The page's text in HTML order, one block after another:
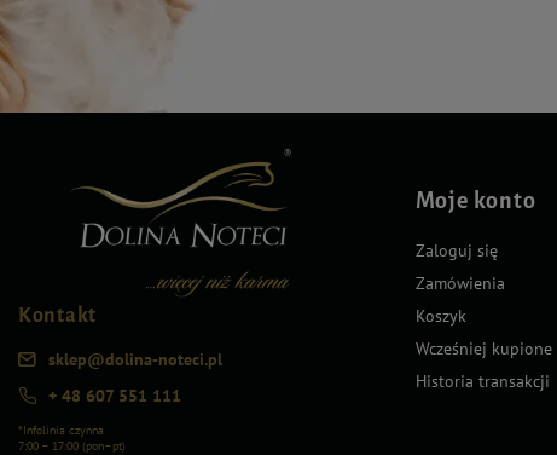
Kontakt
sklep@dolina-noteci.pl
+ 48 607 551 111
*Infolinia czynna
7:00 – 17:00 (pon–pt)
Moje konto
Zaloguj się
Zamówienia
Koszyk
Wcześniej kupione
Historia transakcji